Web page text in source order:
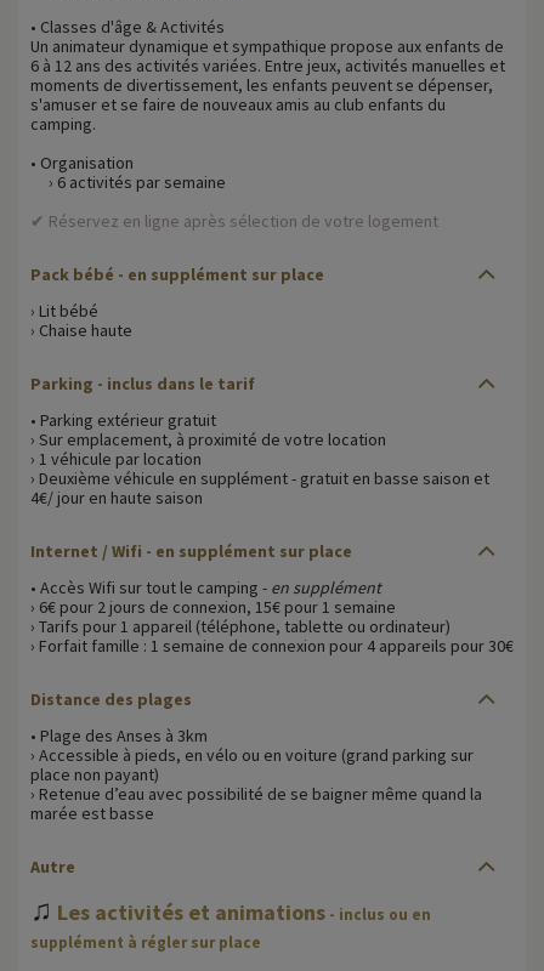
• Classes d'âge & Activités
Un animateur dynamique et sympathique propose aux enfants de
6 à 12 ans des activités variées. Entre jeux, activités manuelles et
moments de divertissement, les enfants peuvent se dépenser,
s'amuser et se faire de nouveaux amis au club enfants du
camping.
• Organisation
› 6 activités par semaine
✔ Réservez en ligne après sélection de votre logement
Pack bébé - en supplément sur place
› Lit bébé
› Chaise haute
Parking - inclus dans le tarif
• Parking extérieur gratuit
› Sur emplacement, à proximité de votre location
› 1 véhicule par location
› Deuxième véhicule en supplément - gratuit en basse saison et
4€/ jour en haute saison
Internet / Wifi - en supplément sur place
• Accès Wifi sur tout le camping - en supplément
› 6€ pour 2 jours de connexion, 15€ pour 1 semaine
› Tarifs pour 1 appareil (téléphone, tablette ou ordinateur)
› Forfait famille : 1 semaine de connexion pour 4 appareils pour 30€
Distance des plages
• Plage des Anses à 3km
› Accessible à pieds, en vélo ou en voiture (grand parking sur
place non payant)
› Retenue d’eau avec possibilité de se baigner même quand la
marée est basse
Autre
♫ Les activités et animations - inclus ou en
supplément à régler sur place